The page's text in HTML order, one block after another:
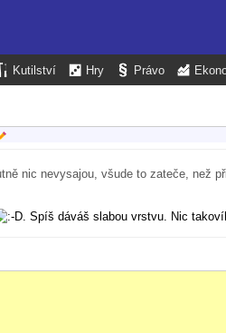
Kutilství Hry Právo
nic nevysajou, všude to zateče, než
. Spíš dáváš slabou vrstvu. Nic